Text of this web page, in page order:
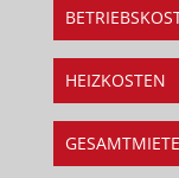
HEIZKOSTEN
GESAMTMIETE